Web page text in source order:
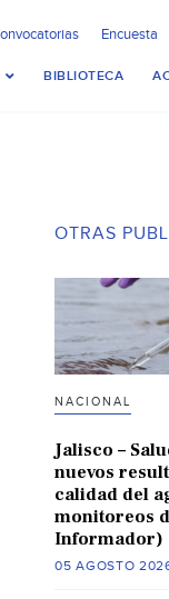
Encuesta
BIBLIOTECA
OTRAS
NACIONAL
Jalisco –
nuevos
calidad del
monitoreos
Informador)
05 AGOSTO